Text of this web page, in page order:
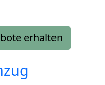
erhalten